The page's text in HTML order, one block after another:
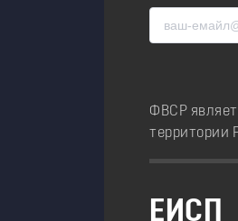
ФВСР
территории
ЕИСП